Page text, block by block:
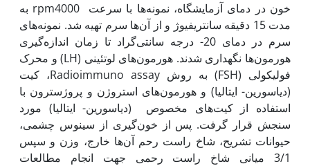
خون در دمای آزمایشگاه، نمونه‌ها با سرعت rpm4000 به
مدت 15 دقیقه سانتریفیوژ و از آن‌ها سرم تهیه شد. نمونه‌های
سرم در دمای 20- درجه سانتی‌گراد تا زمان اندازه‌گیری
هورمون‌ها نگهداری شدند. هورمون‌های لوتئینی (LH) و محرک
فولیکولی (FSH) به روش Radioimmuno assay، کیت
(دیاسورین- ایتالیا) و هورمون‌های استروژن و پروژسترون با
استفاده از کیت‌های مخصوص (دیاسورین- ایتالیا) مورد
سنجش قرار گرفت. پس از خون‌گیری از سینوس چشمی،
حیوانات تشریح، شاخ راست رحم آن‌ها خارج، وزن و سپس
3/1 میانی شاخ راست رحمی جهت انجام مطالعات